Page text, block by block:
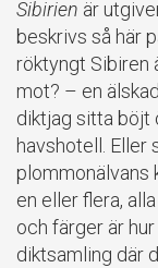
Sibirien är
beskrivs så här
röktyngt Sibiren
mot? – en
diktjag sitta böjt
havshotell. Eller
plommonälvans
en eller flera,
och färger är
diktsamling där